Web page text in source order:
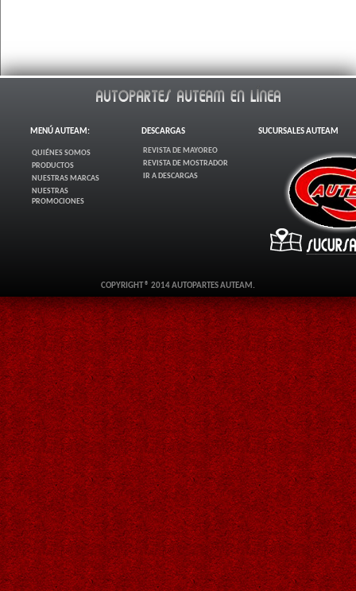
MENÚ AUTEAM:
QUIÉNES SOMOS
PRODUCTOS
NUESTRAS MARCAS
NUESTRAS
PROMOCIONES
DESCARGAS
REVISTA DE MAYOREO
REVISTA DE MOSTRADOR
IR A DESCARGAS
SUCURSALES AUTEAM
COPYRIGHT ® 2014 AUTOPARTES AUTEAM.